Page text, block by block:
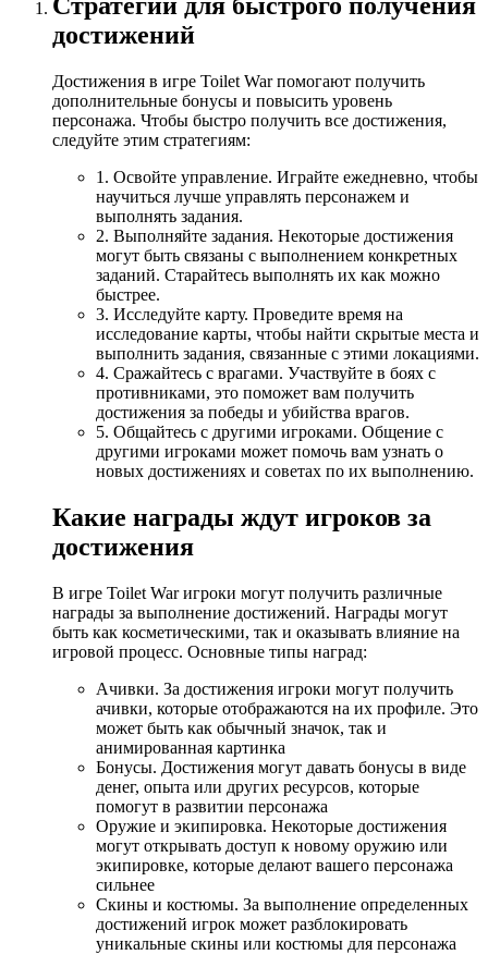
Стратегии для быстрого получения
достижений
Достижения в игре Toilet War помогают получить
дополнительные бонусы и повысить уровень
персонажа. Чтобы быстро получить все достижения,
следуйте этим стратегиям:
1. Освойте управление. Играйте ежедневно, чтобы
научиться лучше управлять персонажем и
выполнять задания.
2. Выполняйте задания. Некоторые достижения
могут быть связаны с выполнением конкретных
заданий. Старайтесь выполнять их как можно
быстрее.
3. Исследуйте карту. Проведите время на
исследование карты, чтобы найти скрытые места и
выполнить задания, связанные с этими локациями.
4. Сражайтесь с врагами. Участвуйте в боях с
противниками, это поможет вам получить
достижения за победы и убийства врагов.
5. Общайтесь с другими игроками. Общение с
другими игроками может помочь вам узнать о
новых достижениях и советах по их выполнению.
Какие награды ждут игроков за
достижения
В игре Toilet War игроки могут получить различные
награды за выполнение достижений. Награды могут
быть как косметическими, так и оказывать влияние на
игровой процесс. Основные типы наград:
Ачивки. За достижения игроки могут получить
ачивки, которые отображаются на их профиле. Это
может быть как обычный значок, так и
анимированная картинка
Бонусы. Достижения могут давать бонусы в виде
денег, опыта или других ресурсов, которые
помогут в развитии персонажа
Оружие и экипировка. Некоторые достижения
могут открывать доступ к новому оружию или
экипировке, которые делают вашего персонажа
сильнее
Скины и костюмы. За выполнение определенных
достижений игрок может разблокировать
уникальные скины или костюмы для персонажа